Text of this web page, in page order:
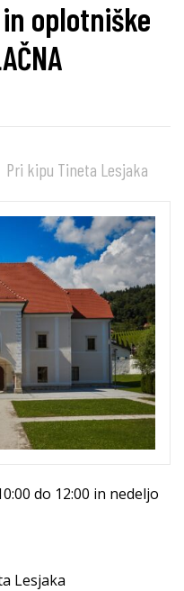
oplotniške
Pri kipu Tineta Lesjaka
do 12:00 in nedeljo
Lesjaka